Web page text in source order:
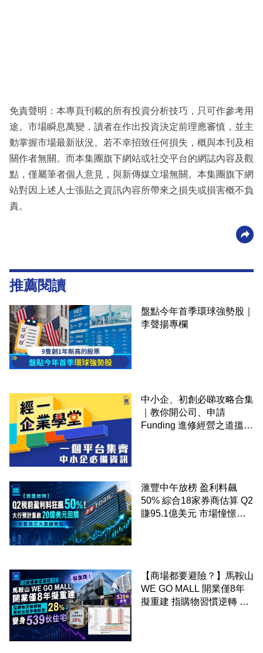
免責聲明：本專頁刊載的所有投資分析技巧，只可作參考用
途。市場瞬息萬變，讀者在作出投資決定前理應審慎，並主
動掌握市場最新狀況。若不幸招致任何損失，概與本刊及相
關作者無關。而本集團旗下網站或社交平台的網誌內容及觀
點，僅屬筆者個人意見，與新傳媒立場無關。本集團旗下網
站對因上述人士張貼之資訊內容所帶來之損失或損害概不負
責。
推薦閱讀
盤點今年首季環球強勢股｜
李聲揚專欄
中小企、初創必睇攻略合集
｜教你開公司、申請
Funding 進修經營之道搵大
滙豐中午放榜 盈利料飆
50% 綜合18家券商估算 Q2
賺95.1億美元 市場憧憬重
【商場都要避險？】馬鞍山
WE GO MALL 開業僅8年
擬重建 指購物習慣逆轉 餐